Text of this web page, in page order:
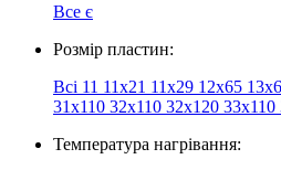
Все є
Розмір пластин:
Всі 11 11х21 11х29 12x65
31х110 32х110 32х120 33х110
Температура нагрівання: